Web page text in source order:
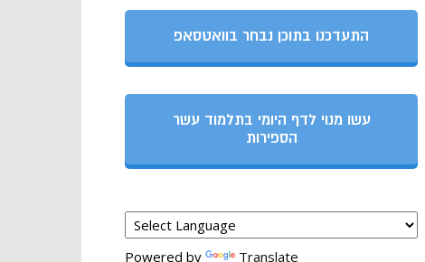
התעדכנו בתוכן נבחר בוואטסאפ
עשו מנוי לדף היומי בתלמוד עשר
הספירות
Powered by Translate